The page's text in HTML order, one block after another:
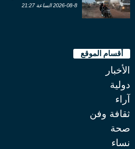
2026-08-8 الساعة 21:27
أقسام الموقع
الأخبار
دولية
آراء
ثقافة وفن
صحة
نساء